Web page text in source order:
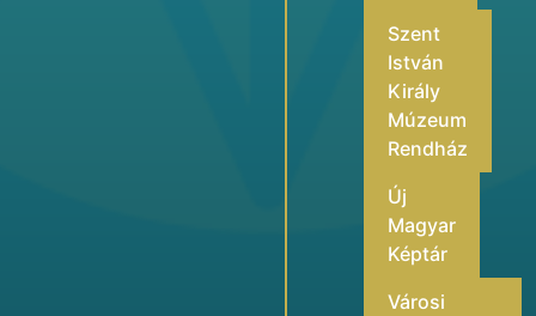
Szent
István
Király
Múzeum
Rendház
Új
Magyar
Képtár
Városi